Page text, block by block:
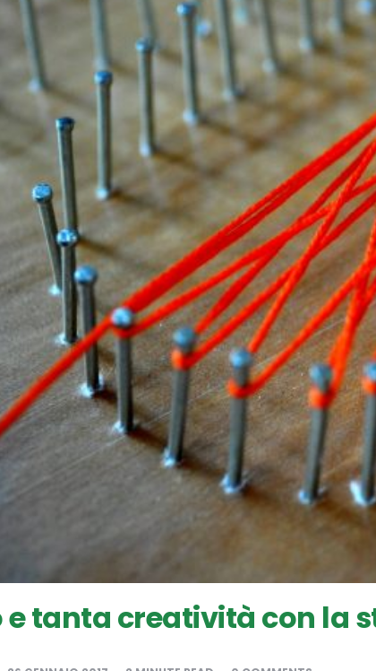
e tanta creatività con la